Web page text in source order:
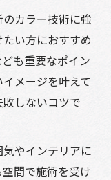
カラー技術に強
い方におすすめ
も重要なポイン
メージを叶えて
しないコツで
やインテリアに
間で施術を受け